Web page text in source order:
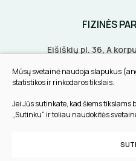
FIZINĖS
Eišiškių pl. 36, A
Biruliškių g. 8,
Tilžės g. 60, LT-
Mūsų svetainė naudoja slapukus
statistikos ir rinkodaros tikslais.
Jei Jūs sutinkate, kad šiems
„Sutinku“ ir toliau naudokitės